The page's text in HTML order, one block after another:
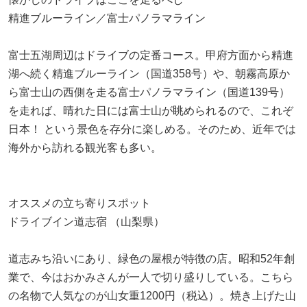
精進ブルーライン／富士パノラマライン
富士五湖周辺はドライブの定番コース。甲府方面から精進
湖へ続く精進ブルーライン（国道358号）や、朝霧高原か
ら富士山の西側を走る富士パノラマライン（国道139号）
を走れば、晴れた日には富士山が眺められるので、これぞ
日本！ という景色を存分に楽しめる。そのため、近年では
海外から訪れる観光客も多い。
オススメの立ち寄りスポット
ドライブイン道志宿 （山梨県）
道志みち沿いにあり、緑色の屋根が特徴の店。昭和52年創
業で、今はおかみさんが一人で切り盛りしている。こちら
の名物で人気なのが山女重1200円（税込）。焼き上げた山